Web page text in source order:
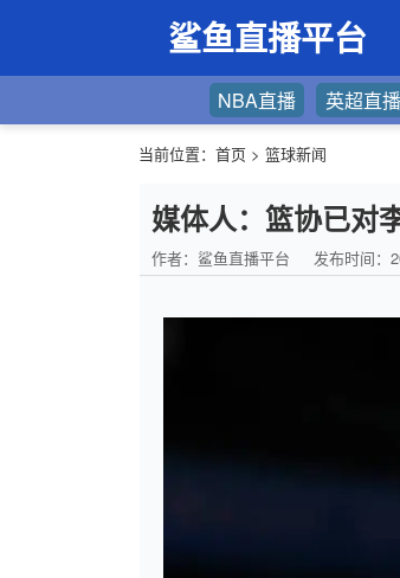
鲨鱼直播平台
NBA直播 英超直播
当前位置： 首页 > 篮球新闻
媒体人：篮协已对
作者：鲨鱼直播平台 发布时间：